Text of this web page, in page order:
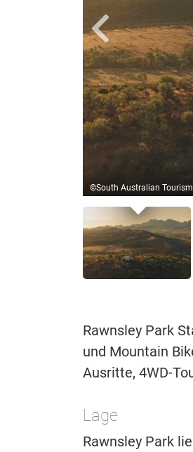
©South Australian
Rawnsley Park
und Mountain
Ausritte, 4WD-
Lage
Rawnsley Park